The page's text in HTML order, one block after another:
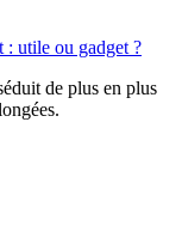
: utile ou gadget ?
de plus en plus